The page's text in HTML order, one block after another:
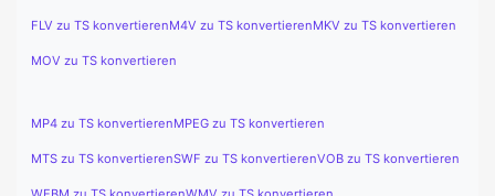
FLV zu TS konvertierenM4V zu TS konvertierenMKV zu TS konvertieren
MOV zu TS konvertieren
MP4 zu TS konvertierenMPEG zu TS konvertieren
MTS zu TS konvertierenSWF zu TS konvertierenVOB zu TS konvertieren